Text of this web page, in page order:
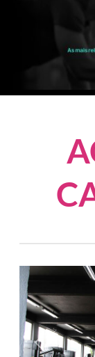
Anterior